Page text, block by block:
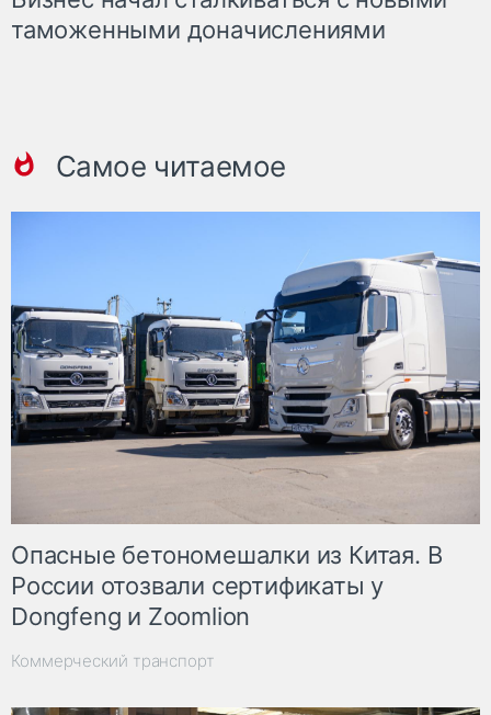
таможенными доначислениями
Самое читаемое
Опасные бетономешалки из Китая. В
России отозвали сертификаты у
Dongfeng и Zoomlion
Коммерческий транспорт